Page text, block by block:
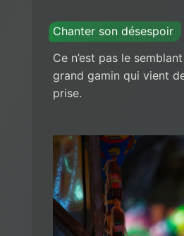
Chanter son désespoir
Ce n’est pas le
grand gamin qui vient
prise.